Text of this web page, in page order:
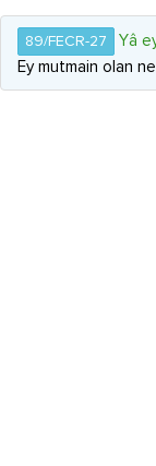
89/FECR-27
Yâ
Ey mutmain olan